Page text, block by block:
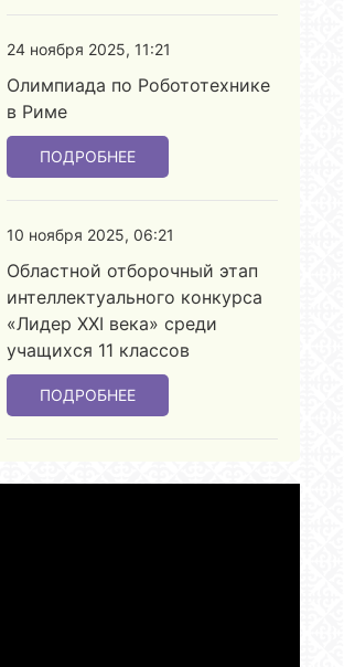
24 ноября 2025, 11:21
Олимпиада по Робототехнике
в Риме
ПОДРОБНЕЕ
10 ноября 2025, 06:21
Областной отборочный этап
интеллектуального конкурса
«Лидер ХХІ века» среди
учащихся 11 классов
ПОДРОБНЕЕ